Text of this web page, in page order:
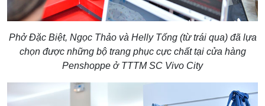
Phở Đặc Biệt, Ngọc Thảo và Helly Tống (từ trái qua) đã lựa
chọn được những bộ trang phục cực chất tại cửa hàng
Penshoppe ở TTTM SC Vivo City